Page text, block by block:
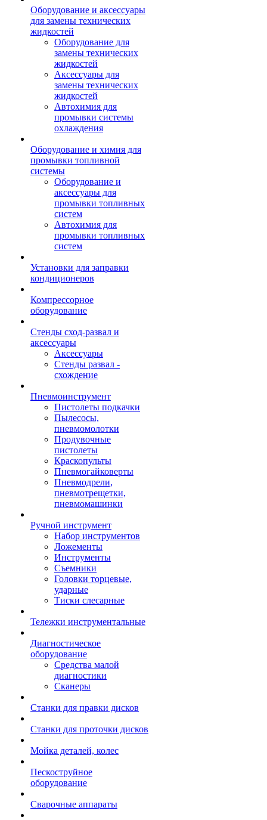
Оборудование и аксессуары
для замены технических
жидкостей
Оборудование для
замены технических
жидкостей
Аксессуары для
замены технических
жидкостей
Автохимия для
промывки системы
охлаждения
Оборудование и химия для
промывки топливной
системы
Оборудование и
аксессуары для
промывки топливных
систем
Автохимия для
промывки топливных
систем
Установки для заправки
кондиционеров
Компрессорное
оборудование
Стенды сход-развал и
аксессуары
Аксессуары
Стенды развал -
схождение
Пневмоинструмент
Пистолеты подкачки
Пылесосы,
пневмомолотки
Продувочные
пистолеты
Краскопульты
Пневмогайковерты
Пневмодрели,
пневмотрещетки,
пневмомашинки
Ручной инструмент
Набор инструментов
Ложементы
Инструменты
Съемники
Головки торцевые,
ударные
Тиски слесарные
Тележки инструментальные
Диагностическое
оборудование
Средства малой
диагностики
Сканеры
Станки для правки дисков
Станки для проточки дисков
Мойка деталей, колес
Пескоструйное
оборудование
Сварочные аппараты